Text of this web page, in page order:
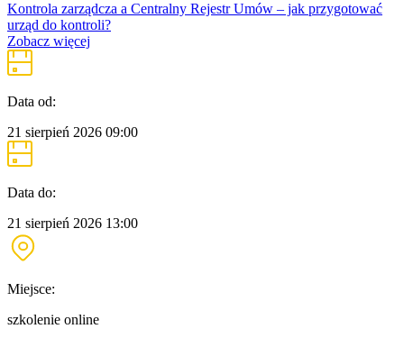
Kontrola zarządcza a Centralny Rejestr Umów – jak przygotować
urząd do kontroli?
Zobacz więcej
Data od:
21 sierpień 2026 09:00
Data do:
21 sierpień 2026 13:00
Miejsce:
szkolenie online